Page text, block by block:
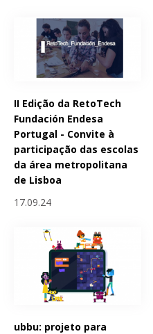
II Edição da RetoTech
Fundación Endesa
Portugal - Convite à
participação das escolas
da área metropolitana
de Lisboa
17.09.24
ubbu: projeto para